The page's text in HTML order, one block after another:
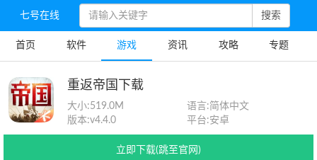
七号在线 搜索
首页 软件 游戏 资讯 攻略 专题
重返帝国下载
大小:519.0M 语言:简体中文
版本:v4.4.0 平台:安卓
立即下载(跳至官网)